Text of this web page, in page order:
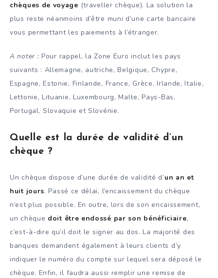
chèques de voyage (traveller chèque). La solution la
plus reste néanmoins d’être muni d’une carte bancaire
vous permettant les paiements à l’étranger.
A noter : Pour rappel, la Zone Euro inclut les pays
suivants : Allemagne, autriche, Belgique, Chypre,
Espagne, Estonie, Finlande, France, Grèce, Irlande, Italie,
Lettonie, Lituanie, Luxembourg, Malte, Pays-Bas,
Portugal, Slovaquie et Slovénie.
Quelle est la durée de validité d’un
chèque ?
Un chèque dispose d’une durée de validité d’un an et
huit jours. Passé ce délai, l’encaissement du chèque
n’est plus possible. En outre, lors de son encaissement,
un chèque doit être endossé par son bénéficiaire,
c’est-à-dire qu’il doit le signer au dos. La majorité des
banques demandent également à leurs clients d’y
indiquer le numéro du compte sur lequel sera déposé le
chèque. Enfin, il faudra aussi remplir une remise de